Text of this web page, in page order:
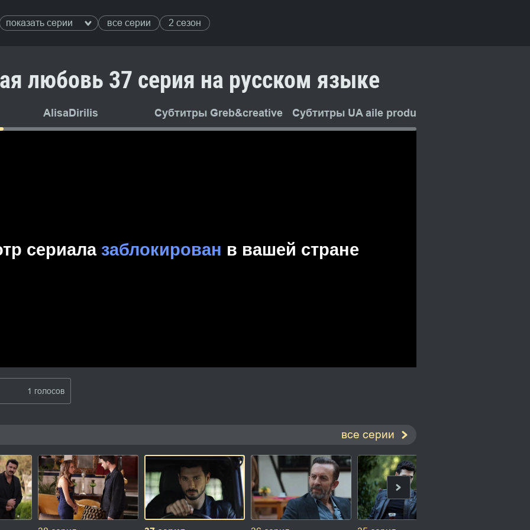
показать серии все серии 2 сезон
любовь 37 серия на русском языке
AlisaDirilis Субтитры Greb&creative Субтитры UA aile production
1 голосов
все серии